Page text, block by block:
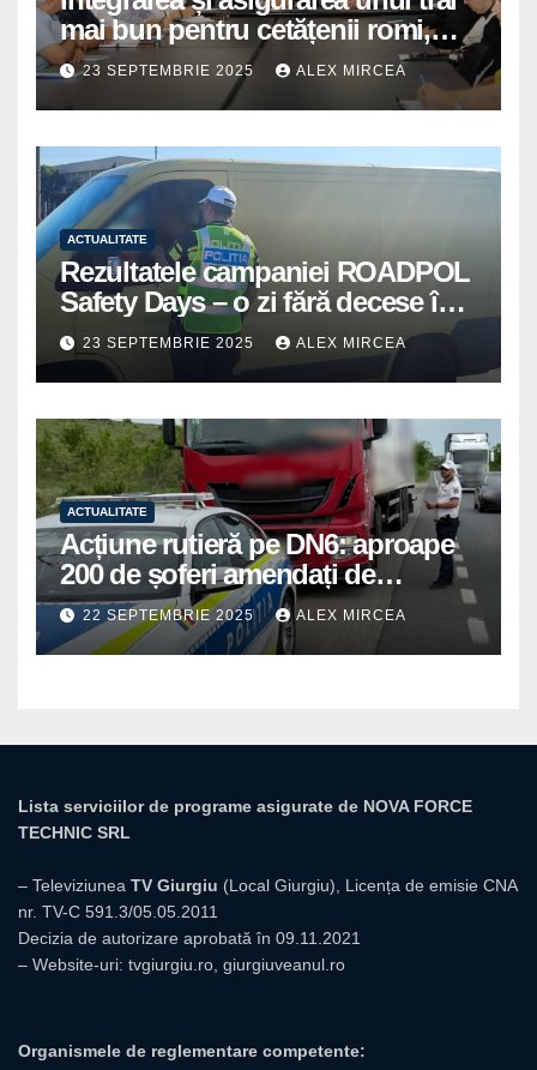
mai bun pentru cetățenii romi,
prioritate pentru instituțiile
publice giurgiuvene
23 SEPTEMBRIE 2025 ALEX MIRCEA
ACTUALITATE
Rezultatele campaniei ROADPOL
Safety Days – o zi fără decese în
trafic
23 SEPTEMBRIE 2025 ALEX MIRCEA
ACTUALITATE
Acțiune rutieră pe DN6: aproape
200 de șoferi amendați de
polițiștii din Mihăilești
22 SEPTEMBRIE 2025 ALEX MIRCEA
Lista serviciilor de programe asigurate de NOVA FORCE
TECHNIC SRL
– Televiziunea TV Giurgiu (Local Giurgiu), Licența de emisie CNA
nr. TV-C 591.3/05.05.2011
Decizia de autorizare aprobată în 09.11.2021
– Website-uri: tvgiurgiu.ro giurgiuveanul.ro
Organismele de reglementare competente: